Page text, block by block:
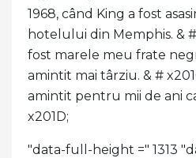
1968, când King a fost
hotelului din Memphis. & #
fost marele meu frate
amintit mai târziu. & #
amintit pentru mii de ani
x201D;
"data-full-height =" 1313